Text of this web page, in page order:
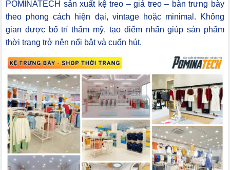
POMINATECH sản xuất kệ treo – giá treo – bàn trưng bày
theo phong cách hiện đại, vintage hoặc minimal. Không
gian được bố trí thẩm mỹ, tạo điểm nhấn giúp sản phẩm
thời trang trở nên nổi bật và cuốn hút.